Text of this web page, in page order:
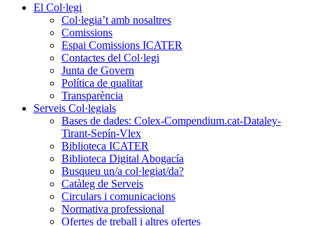
El Col·legi
Col·legia’t amb nosaltres
Comissions
Espai Comissions ICATER
Contactes del Col·legi
Junta de Govern
Política de qualitat
Transparència
Serveis Col·legials
Bases de dades: Colex-Compendium.cat-Dataley-
Tirant-Sepín-Vlex
Biblioteca ICATER
Biblioteca Digital Abogacía
Busqueu un/a col·legiat/da?
Catàleg de Serveis
Circulars i comunicacions
Normativa professional
Ofertes de treball i altres ofertes